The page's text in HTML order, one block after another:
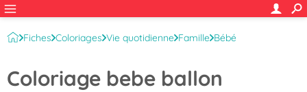
Fiches Coloriages Vie quotidienne Famille Bébé
Coloriage bebe ballon